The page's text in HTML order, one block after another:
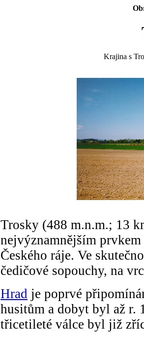
Krajina s
Trosky (488 m.n.m.; 13
nejvýznamnějším
Českého ráje. Ve
čedičové sopouchy, na
Hrad je poprvé
husitům a dobyt byl až r.
třicetileté válce byl již